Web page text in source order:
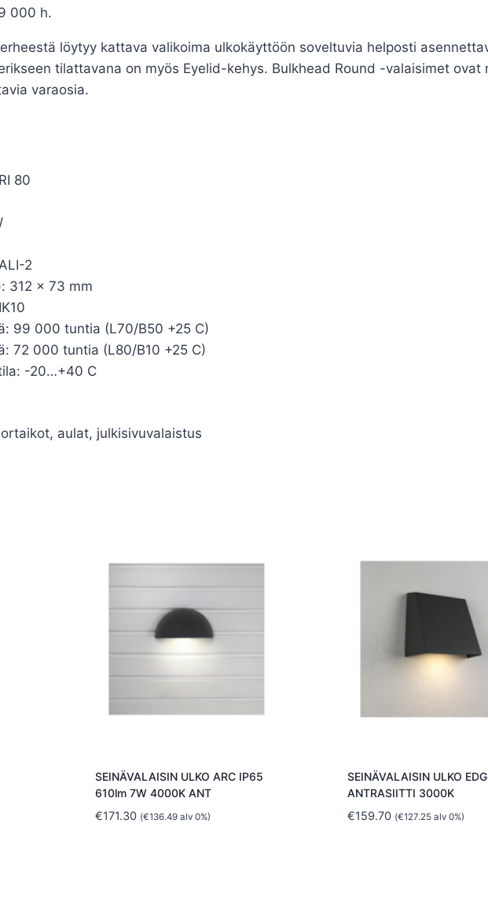
000 h.
löytyy kattava valikoima ulkokäyttöön soveltuvia helposti
tilattavana on myös Eyelid-kehys. Bulkhead Round -valaisimet
varaosia.
80
2
312 x 73 mm
99 000 tuntia (L70/B50 +25 C)
72 000 tuntia (L80/B10 +25 C)
-20…+40 C
aulat, julkisivuvalaistus
SEINÄVALAISIN ULKO ARC IP65
610lm 7W 4000K ANT
€171.30 (€136.49 alv 0%)
SEINÄVALAISIN ULKO
ANTRASIITTI 3000K
€159.70 (€127.25alv 0%)